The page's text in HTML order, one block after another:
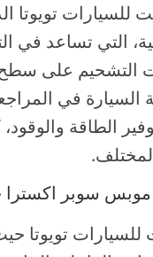
تويوتا
التي تساعد
على سطح
في
الطاقة
سوبر اكسترا
تويوتا